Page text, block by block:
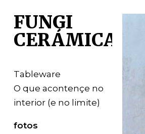
FUNGI
CERÁMICA
Tableware
O que acontençe no
interior (e no limite)
fotos